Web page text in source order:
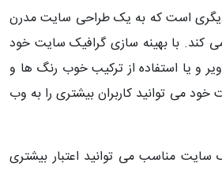
است که به یک طراحی سایت مدرن
کند. با بهینه سازی گرافیک سایت خود
و یا استفاده از ترکیب خوب رنگ ها و
می توانید کاربران بیشتری را به وب
مناسب می توانید اعتبار بیشتری